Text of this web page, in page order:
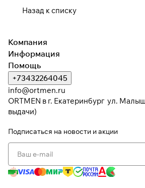
Назад к списку
Компания
Информация
Помощь
+73432264045
info@ortmen.ru
ORTMEN в г. Екатеринбург ул.
выдачи)
Подписаться на новости и акции